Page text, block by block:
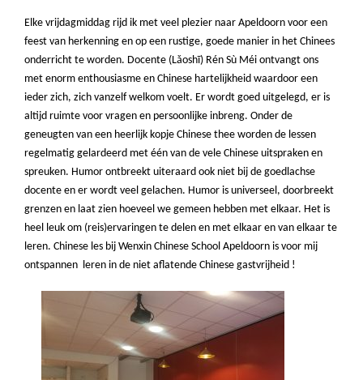
Elke vrijdagmiddag rijd ik met veel plezier naar Apeldoorn voor een
feest van herkenning en op een rustige, goede manier in het Chinees
onderricht te worden. Docente (Lǎoshī) Rén Sù Méi ontvangt ons
met enorm enthousiasme en Chinese hartelijkheid waardoor een
ieder zich, zich vanzelf welkom voelt. Er wordt goed uitgelegd, er is
altijd ruimte voor vragen en persoonlijke inbreng. Onder de
geneugten van een heerlijk kopje Chinese thee worden de lessen
regelmatig gelardeerd met één van de vele Chinese uitspraken en
spreuken. Humor ontbreekt uiteraard ook niet bij de goedlachse
docente en er wordt veel gelachen. Humor is universeel, doorbreekt
grenzen en laat zien hoeveel we gemeen hebben met elkaar. Het is
heel leuk om (reis)ervaringen te delen en met elkaar en van elkaar te
leren. Chinese les bij Wenxin Chinese School Apeldoorn is voor mij
ontspannen leren in de niet aflatende Chinese gastvrijheid !